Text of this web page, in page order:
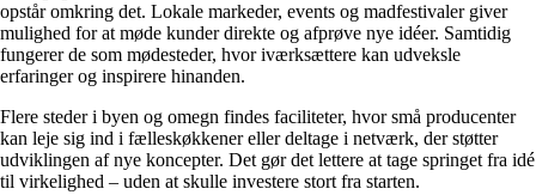
opstår omkring det. Lokale markeder, events og madfestivaler giver
mulighed for at møde kunder direkte og afprøve nye idéer. Samtidig
fungerer de som mødesteder, hvor iværksættere kan udveksle
erfaringer og inspirere hinanden.
Flere steder i byen og omegn findes faciliteter, hvor små producenter
kan leje sig ind i fælleskøkkener eller deltage i netværk, der støtter
udviklingen af nye koncepter. Det gør det lettere at tage springet fra idé
til virkelighed – uden at skulle investere stort fra starten.